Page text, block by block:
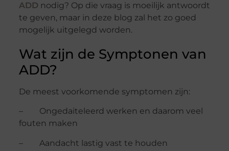
ADD nodig? Op die vraag is moeilijk antwoordt
te geven, maar in deze blog zal het zo goed
mogelijk uitgelegd worden.
Wat zijn de Symptonen van
ADD?
De meest voorkomende symptomen zijn:
– Ongedaiteleerd werken en daarom veel
fouten maken
– Aandacht lastig vast te houden